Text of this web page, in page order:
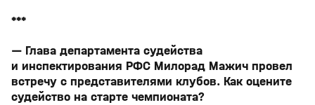
***
— Глава департамента судейства
и инспектирования РФС Милорад Мажич провел
встречу с представителями клубов. Как оцените
судейство на старте чемпионата?